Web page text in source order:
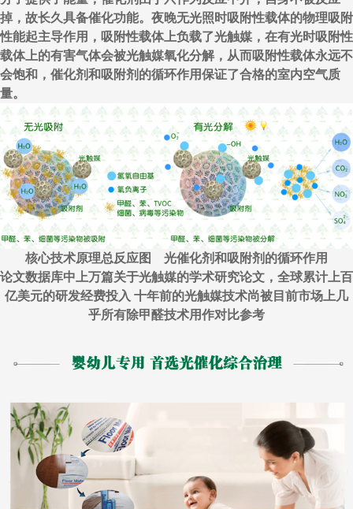
掉，故长久具备催化功能。夜晚无光照时吸附性载体的物理吸附
性能起主导作用，吸附性载体上负载了光触媒，在有光时吸附性
载体上的有害气体会被光触媒氧化分解，从而吸附性载体永远不
会饱和，催化剂和吸附剂的循环作用保证了合格的室内空气质
量。
核心技术原理总反应图 光催化剂和吸附剂的循环作用
论文数据库中上万篇关于光触媒的学术研究论文，全球累计上百
亿美元的研发经费投入 十年前的光触媒技术尚被目前市场上几
乎所有除甲醛技术用作对比参考